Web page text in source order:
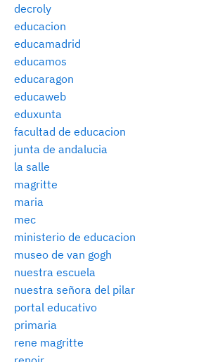
decroly
educacion
educamadrid
educamos
educaragon
educaweb
eduxunta
facultad de educacion
junta de andalucia
la salle
magritte
maria
mec
ministerio de educacion
museo de van gogh
nuestra escuela
nuestra señora del pilar
portal educativo
primaria
rene magritte